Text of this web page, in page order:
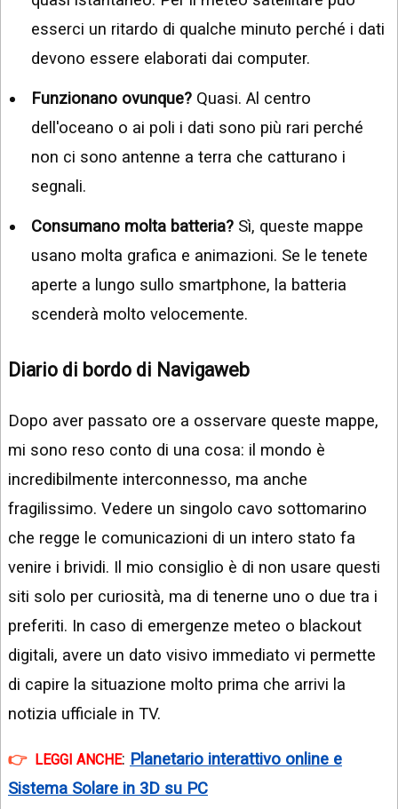
esserci un ritardo di qualche minuto perché i dati
devono essere elaborati dai computer.
Funzionano ovunque? Quasi. Al centro
dell'oceano o ai poli i dati sono più rari perché
non ci sono antenne a terra che catturano i
segnali.
Consumano molta batteria? Sì, queste mappe
usano molta grafica e animazioni. Se le tenete
aperte a lungo sullo smartphone, la batteria
scenderà molto velocemente.
Diario di bordo di Navigaweb
Dopo aver passato ore a osservare queste mappe,
mi sono reso conto di una cosa: il mondo è
incredibilmente interconnesso, ma anche
fragilissimo. Vedere un singolo cavo sottomarino
che regge le comunicazioni di un intero stato fa
venire i brividi. Il mio consiglio è di non usare questi
siti solo per curiosità, ma di tenerne uno o due tra i
preferiti. In caso di emergenze meteo o blackout
digitali, avere un dato visivo immediato vi permette
di capire la situazione molto prima che arrivi la
notizia ufficiale in TV.
LEGGI ANCHE: Planetario interattivo online e
Sistema Solare in 3D su PC